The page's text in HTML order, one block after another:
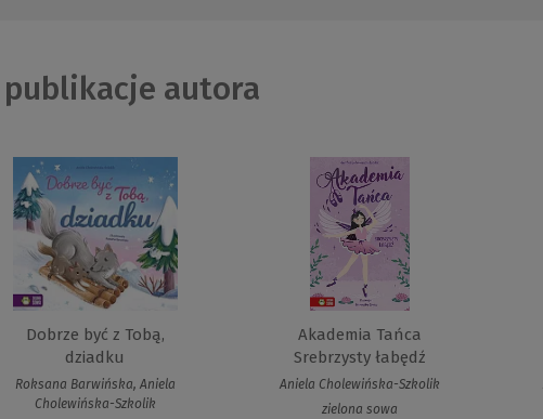
publikacje autora
Dobrze być z Tobą,
dziadku
Roksana Barwińska, Aniela
Cholewińska-Szkolik
Akademia Tańca
Srebrzysty łabędź
Aniela Cholewińska-Szkolik
zielona sowa